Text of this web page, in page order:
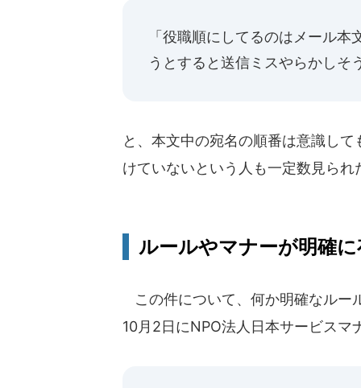
「役職順にしてるのはメール
うとすると送信ミスやらかしそ
と、本文中の宛名の順番は意識し
けていないという人も一定数見られ
ルールやマナーが明確
この件について、何か明確なルー
10月2日にNPO法人日本サービスマ